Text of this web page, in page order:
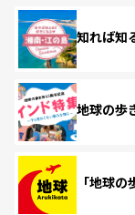
知れば知
地球の歩
「地球